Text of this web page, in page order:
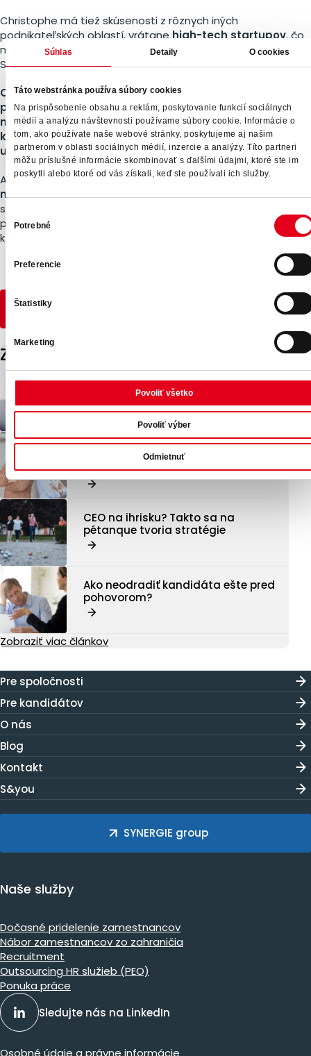
Súhlas Detaily O cookies
Táto webstránka používa súbory cookies
Na prispôsobenie obsahu a reklám, poskytovanie funkcií sociálnych
médií a analýzu návštevnosti používame súbory cookie. Informácie o
tom, ako používate naše webové stránky, poskytujeme aj našim
partnerom v oblasti sociálnych médií, inzercie a analýzy. Títo partneri
môžu príslušné informácie skombinovať s ďalšími údajmi, ktoré ste im
poskytli alebo ktoré od vás získali, keď ste používali ich služby.
súhlasu
Potrebné
Preferencie
Štatistiky
Marketing
Povoliť všetko
Povoliť výber
Odmietnuť
Christophe má tiež skúsenosti z rôznych iných
podnikateľských oblastí, vrátane high-tech startupov, čo
mu dáva široký prehľad a nové pohľady, ktoré prináša do
SYNERGIE.
Chrisov vplyvnie je len o číslach;je to o ľuďoch, ktorým
pomohol.Jeho záväzok k etike, rozmanitosti a inklúzii
nastavil vysoký štandard v odvetví. Vidí budúcnosť,
kde firmy budú prosperovať vďaka skvelému náboru a
udržaniu talentov.
Ako senior projektový manažér saChristophe bude
naďalej sústrediť na retailový segment, využívajúc svoje
skúsenosti a znalosti na podporu rastu a inovácií. Jeho
prínos bude neoceniteľný pre náš tím a našich klientov,
ktorí sa môžu tešiť na skvelé výsledky.
Zaujímavé články
Z pohovoru odišli so zamietavou
odpoveďou a aj tak nás pochválili
Transparentnosť v odmeňovaní.
Prečo sa stáva konkurenčnou
výhodou?
CEO na ihrisku? Takto sa na
pétanque tvoria stratégie
Ako neodradiť kandidáta ešte pred
pohovorom?
Zobraziť viac článkov
Pre spoločnosti
Pre kandidátov
O nás
Blog
Kontakt
S&you
SYNERGIE group
Naše služby
Dočasné pridelenie zamestnancov
Nábor zamestnancov zo zahraničia
Recruitment
Outsourcing HR služieb (PEO)
Ponuka práce
Sledujte nás na LinkedIn
Osobné údaje a právne informácie